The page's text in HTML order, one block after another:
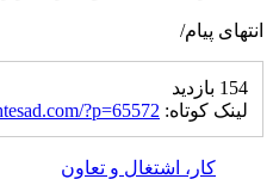
انتهای پیام/
154 بازدید
لینک کوتاه: ?p=65572
کار، اشتغال و تعاون